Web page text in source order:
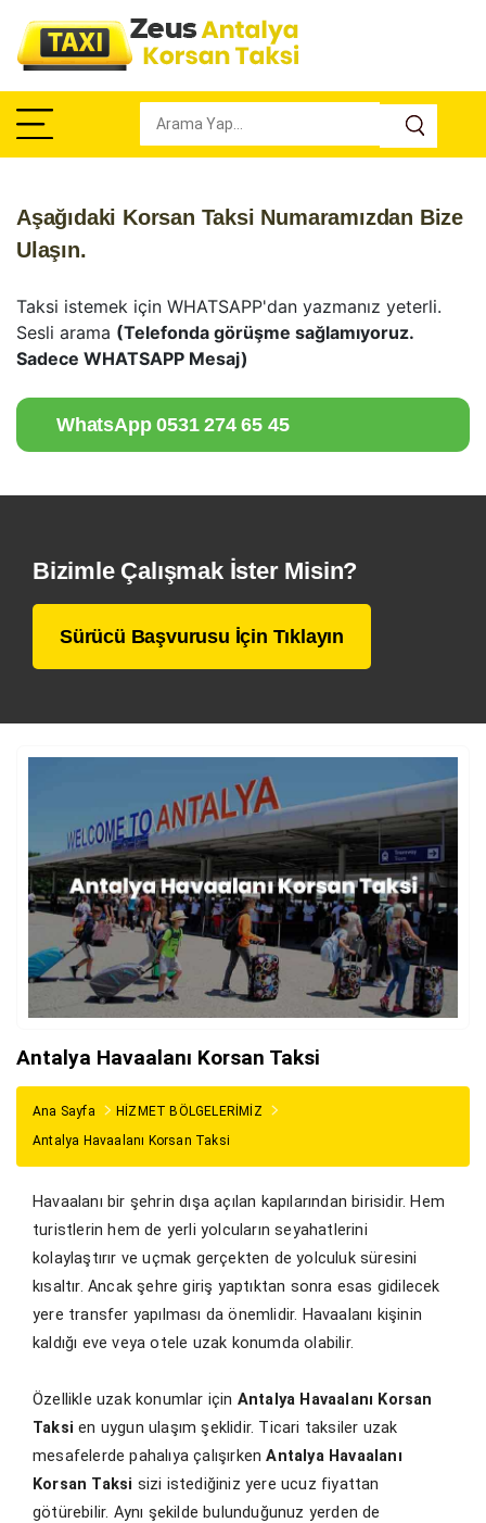
Aşağıdaki Korsan Taksi Numaramızdan Bize
Ulaşın.
Taksi istemek için WHATSAPP'dan yazmanız yeterli.
Sesli arama (Telefonda görüşme sağlamıyoruz.
Sadece WHATSAPP Mesaj)
WhatsApp 0531 274 65 45
Bizimle Çalışmak İster Misin?
Sürücü Başvurusu İçin Tıklayın
Antalya Havaalanı Korsan Taksi
Ana Sayfa
HİZMET BÖLGELERİMİZ
Antalya Havaalanı Korsan Taksi
Havaalanı bir şehrin dışa açılan kapılarından birisidir. Hem
turistlerin hem de yerli yolcuların seyahatlerini
kolaylaştırır ve uçmak gerçekten de yolculuk süresini
kısaltır. Ancak şehre giriş yaptıktan sonra esas gidilecek
yere transfer yapılması da önemlidir. Havaalanı kişinin
kaldığı eve veya otele uzak konumda olabilir.
Özellikle uzak konumlar için Antalya Havaalanı Korsan
Taksi en uygun ulaşım şeklidir. Ticari taksiler uzak
mesafelerde pahalıya çalışırkenAntalya Havaalanı
Korsan Taksi sizi istediğiniz yere ucuz fiyattan
götürebilir. Aynı şekilde bulunduğunuz yerden de